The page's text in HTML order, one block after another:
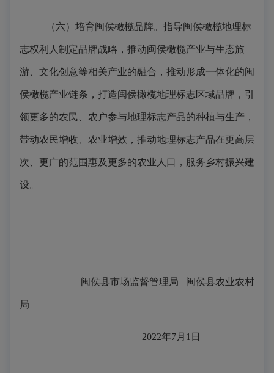
（六）培育闽侯橄榄品牌。 指导闽侯橄榄地理标
志权利人制定品牌战略，推动闽侯橄榄产业与生态旅
游、文化创意等相关产业的融合，推动形成一体化的闽
侯橄榄产业链条，打造闽侯橄榄地理标志区域品牌，引
领更多的农民、农户参与地理标志产品的种植与生产，
带动农民增收、农业增效，推动地理标志产品在更高层
次、更广的范围惠及更多的农业人口，服务乡村振兴建
设。
闽侯县市场监督管理局 闽侯县农业农村
局
2022年7月1日